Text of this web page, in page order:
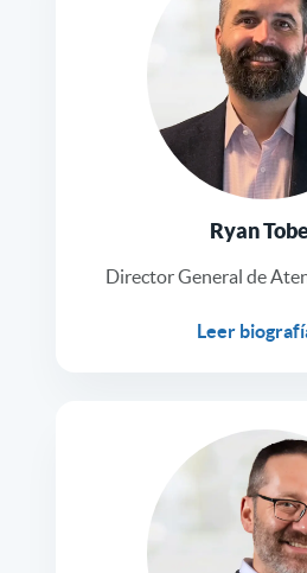
Ryan
Director General de
Leer